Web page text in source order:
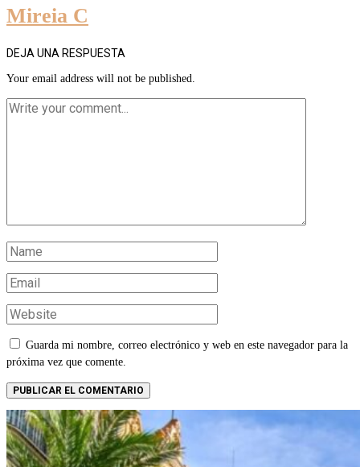
Mireia C
DEJA UNA RESPUESTA
Your email address will not be published.
Guarda mi nombre, correo electrónico y web en este navegador para la
próxima vez que comente.